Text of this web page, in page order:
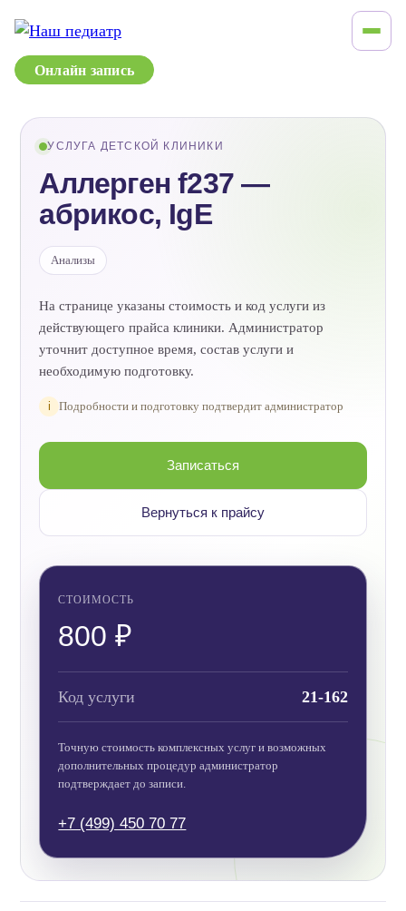
Онлайн запись
УСЛУГА ДЕТСКОЙ КЛИНИКИ
Аллерген f237 —
абрикос, IgE
Анализы
На странице указаны стоимость и код услуги из
действующего прайса клиники. Администратор
уточнит доступное время, состав услуги и
необходимую подготовку.
i Подробности и подготовку подтвердит администратор
Записаться
Вернуться к прайсу
СТОИМОСТЬ
800 ₽
Код услуги 21-162
Точную стоимость комплексных услуг и возможных
дополнительных процедур администратор
подтверждает до записи.
+7 (499) 450 70 77